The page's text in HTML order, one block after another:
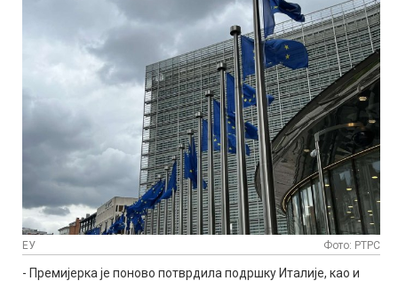
ЕУ Фото: РТРС
- Премијерка је поново потврдила подршку Италије, као и